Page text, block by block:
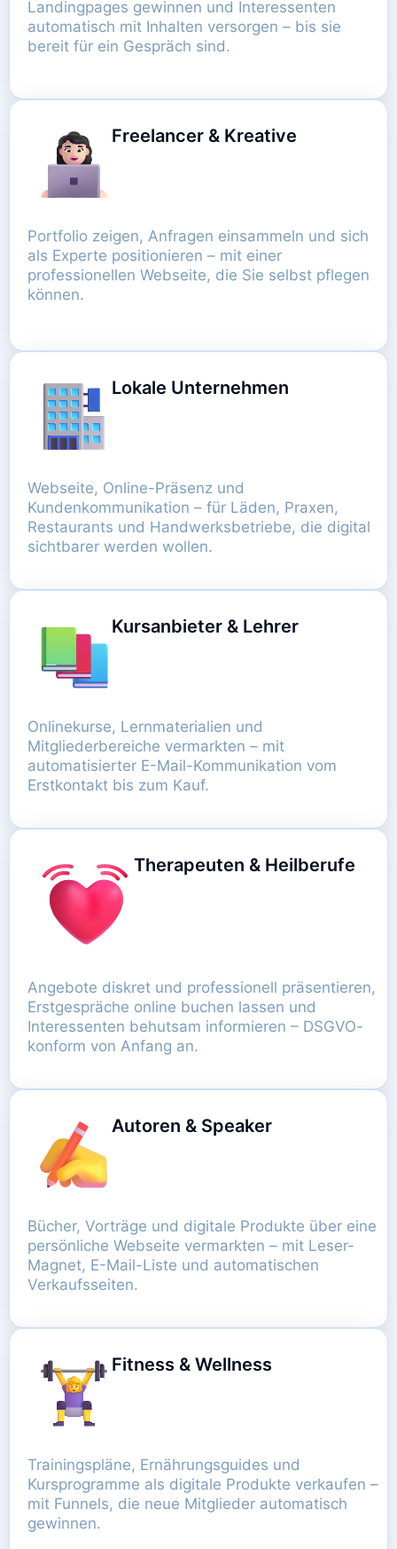
Landingpages gewinnen und Interessenten
automatisch mit Inhalten versorgen – bis sie
bereit für ein Gespräch sind.
Freelancer & Kreative
Portfolio zeigen, Anfragen einsammeln und sich
als Experte positionieren – mit einer
professionellen Webseite, die Sie selbst pflegen
können.
Lokale Unternehmen
Webseite, Online-Präsenz und
Kundenkommunikation – für Läden, Praxen,
Restaurants und Handwerksbetriebe, die digital
sichtbarer werden wollen.
Kursanbieter & Lehrer
Onlinekurse, Lernmaterialien und
Mitgliederbereiche vermarkten – mit
automatisierter E-Mail-Kommunikation vom
Erstkontakt bis zum Kauf.
Therapeuten & Heilberufe
Angebote diskret und professionell präsentieren,
Erstgespräche online buchen lassen und
Interessenten behutsam informieren – DSGVO-
konform von Anfang an.
Autoren & Speaker
Bücher, Vorträge und digitale Produkte über eine
persönliche Webseite vermarkten – mit Leser-
Magnet, E-Mail-Liste und automatischen
Verkaufsseiten.
Fitness & Wellness
Trainingspläne, Ernährungsguides und
Kursprogramme als digitale Produkte verkaufen –
mit Funnels, die neue Mitglieder automatisch
gewinnen.